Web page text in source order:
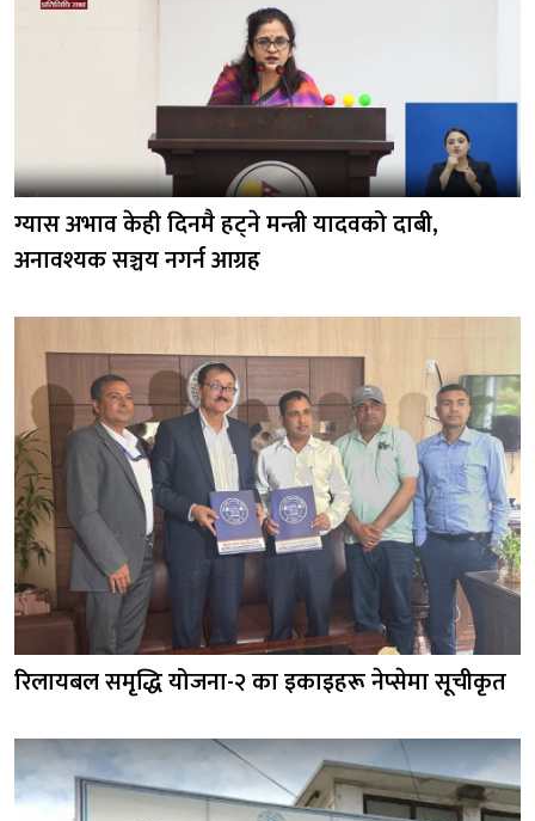
ग्यास अभाव केही दिनमै हट्ने मन्त्री यादवको दाबी,
अनावश्यक सञ्चय नगर्न आग्रह
रिलायबल समृद्धि योजना-२ का इकाइहरू नेप्सेमा सूचीकृत